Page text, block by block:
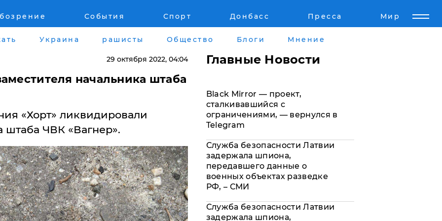
События Спорт Донбасс Пресса Мир
Война на Донбассе и в Крыму
"ЛНР"
Новости Крыма
Донбасс
Армия Украины
Лайф стайл
Помощь проекту
Стиль Диалога
Культура
Общество
Пресс-релизы
Украина рашисты Общество Блоги Мнение
29 октября 2022, 04:04
начальника штаба
«Хорт» ликвидировали
штаба ЧВК «Вагнер».
Главные Новости
Black Mirror — проект,
сталкивавшийся с
ограничениями, — вернулся в
Telegram
Служба безопасности Латвии
задержала шпиона,
передавшего данные о
военных объектах разведке
РФ, – СМИ
Служба безопасности Латвии
задержала шпиона,